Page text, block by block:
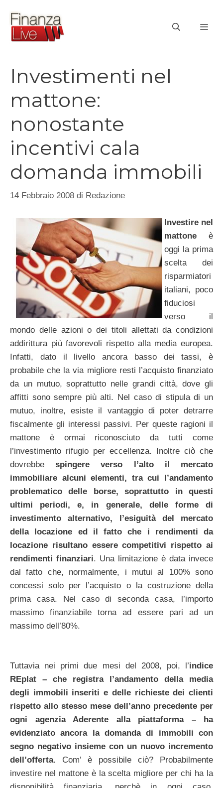
contenuto
Investimenti nel
mattone:
nonostante
incentivi cala
domanda immobili
14 Febbraio 2008 di Redazione
Investire nel
mattone è
oggi la prima
scelta dei
risparmiatori
italiani, poco
fiduciosi
verso il
mondo delle azioni o dei titoli allettati da condizioni
addirittura più favorevoli rispetto alla media europea.
Infatti, dato il livello ancora basso dei tassi, è
probabile che la via migliore resti l’acquisto finanziato
da un mutuo, soprattutto nelle grandi città, dove gli
affitti sono sempre più alti. Nel caso di stipula di un
mutuo, inoltre, esiste il vantaggio di poter detrarre
fiscalmente gli interessi passivi. Per queste ragioni il
mattone è ormai riconosciuto da tutti come
l’investimento rifugio per eccellenza. Inoltre ciò che
dovrebbespingere verso l’alto il mercato
immobiliare alcuni elementi, tra cui l’andamento
problematico delle borse, soprattutto in questi
ultimi periodi, e, in generale, delle forme di
investimento alternativo, l’esiguità del mercato
della locazione ed il fatto che i rendimenti da
locazione risultano essere competitivi rispetto ai
rendimenti finanziari. Una limitazione è data invece
dal fatto che, normalmente, i mutui al 100% sono
concessi solo per l’acquisto o la costruzione della
prima casa. Nel caso di seconda casa, l’importo
massimo finanziabile torna ad essere pari ad un
massimo dell’80%.
Tuttavia nei primi due mesi del 2008, poi, l’indice
REplat – che registra l’andamento della media
degli immobili inseriti e delle richieste dei clienti
rispetto allo stesso mese dell’anno precedente per
ogni agenzia Aderente alla piattaforma – ha
evidenziato ancora la domanda di immobili con
segno negativo insieme con un nuovo incremento
dell’offerta. Com’ è possibile ciò? Probabilmente
investire nel mattone è la scelta migliore per chi ha la